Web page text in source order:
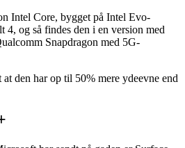
Intel Core, bygget på Intel Evo-
4, og så findes den i en version med
Snapdragon med 5G-
den har op til 50% mere ydeevne end